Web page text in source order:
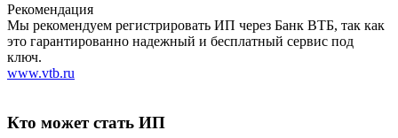
Рекомендация
Мы рекомендуем регистрировать ИП через Банк ВТБ, так как
это гарантированно надежный и бесплатный сервис под
ключ.
www.vtb.ru
Кто может стать ИП